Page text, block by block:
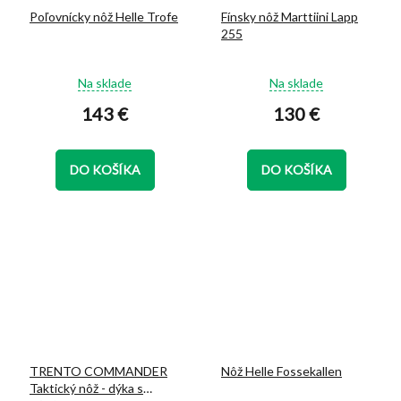
Poľovnícky nôž Helle Trofe
Priemerné
hodnotenie
produktu
z
5
Na sklade
143 €
DO KOŠÍKA
Fínsky nôž Marttiini Lapp
255
Priemerné
hodnotenie
produktu
z
5
Na sklade
130 €
DO KOŠÍKA
TRENTO COMMANDER
Taktický nôž - dýka s
Nôž Helle Fossekallen